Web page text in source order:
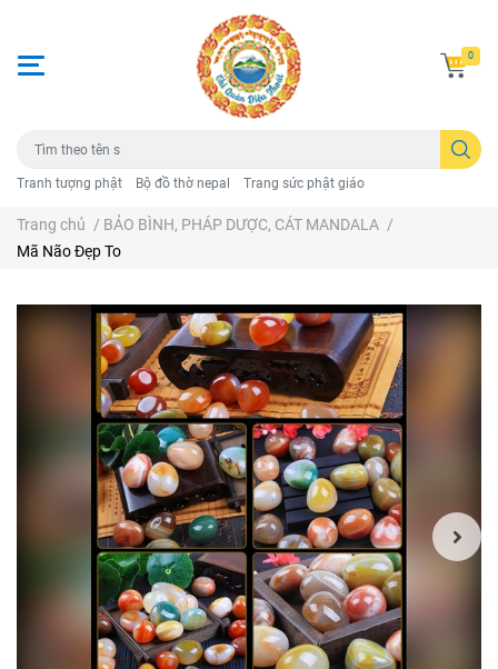
Tranh tượng phật Bộ đồ thờ nepal Trang sức phật giáo
0
Trang chủ / BẢO BÌNH, PHÁP DƯỢC, CÁT MANDALA /
Mã Não Đẹp To